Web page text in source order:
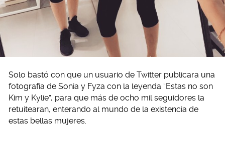
Solo bastó con que un usuario de Twitter publicara una
fotografía de Sonia y Fyza con la leyenda “Estas no son
Kim y Kylie”, para que más de ocho mil seguidores la
retuitearan, enterando al mundo de la existencia de
estas bellas mujeres.